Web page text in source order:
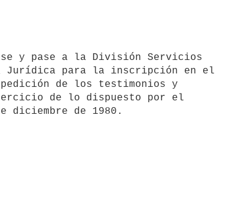
Jurídica para la inscripción en el
de los testimonios y
de lo dispuesto por el